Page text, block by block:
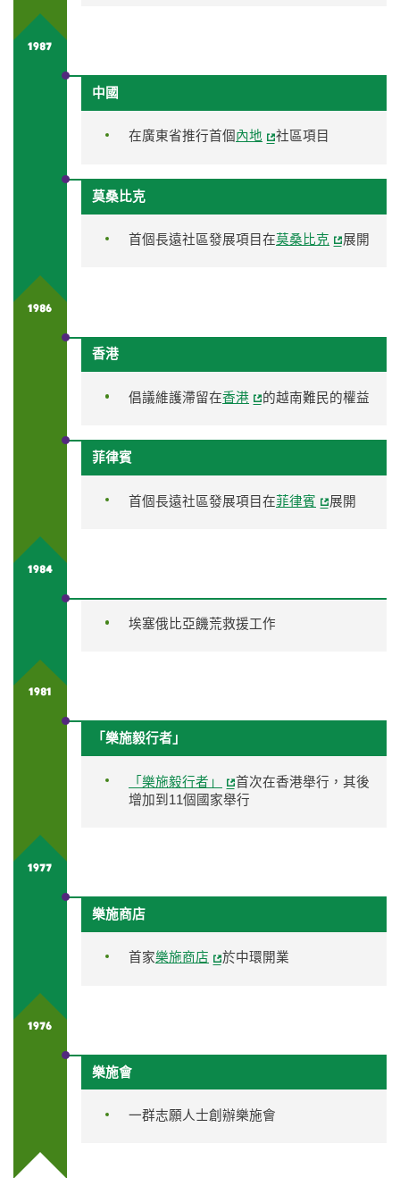
1987
中國
在廣東省推行首個 內地 社區項目
莫桑比克
首個長遠社區發展項目在莫桑比克 展開
1986
香港
倡議維護滯留在香港 的越南難民的權益
菲律賓
首個長遠社區發展項目在菲律賓 展開
1984
埃塞俄比亞饑荒救援工作
1981
「樂施毅行者」
「樂施毅行者」
首次在香港舉行，其後
增加到11個國家舉行
1977
樂施商店
首家樂施商店 於中環開業
1976
樂施會
一群志願人士創辦樂施會